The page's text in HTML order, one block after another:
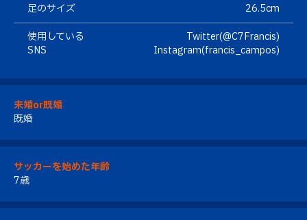
足のサイズ
26.5cm
使用している
SNS
Twitter(@C7Francis)
Instagram(francis_campos)
未婚or既婚
既婚
サッカーを始めた年齢
7歳